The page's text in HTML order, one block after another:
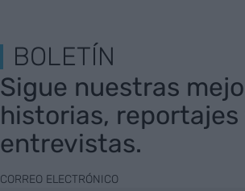
BOLETÍN
Sigue nuestras
historias, reportajes
entrevistas.
CORREO ELECTRÓNICO